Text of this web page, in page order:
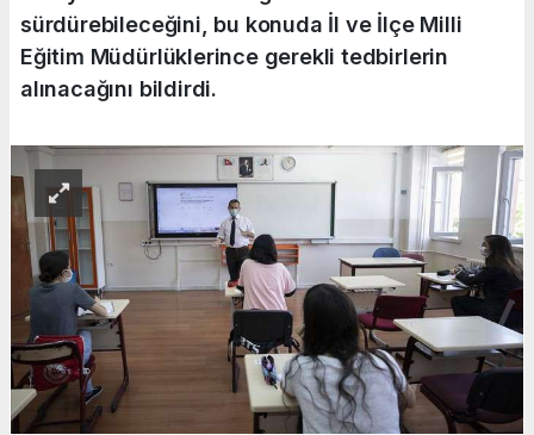
sürdürebileceğini, bu konuda İl ve İlçe Milli
Eğitim Müdürlüklerince gerekli tedbirlerin
alınacağını bildirdi.